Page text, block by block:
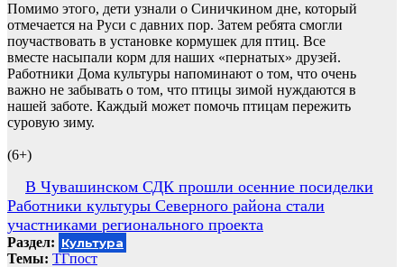
Помимо этого, дети узнали о Синичкином дне, который
отмечается на Руси с давних пор. Затем ребята смогли
поучаствовать в установке кормушек для птиц. Все
вместе насыпали корм для наших «пернатых» друзей.
Работники Дома культуры напоминают о том, что очень
важно не забывать о том, что птицы зимой нуждаются в
нашей заботе. Каждый может помочь птицам пережить
суровую зиму.
(6+)
Навигация
по
записям
В Чувашинском СДК прошли осенние посиделки
Работники культуры Северного района стали
участниками регионального проекта
Раздел: Культура
Темы: ТГпост